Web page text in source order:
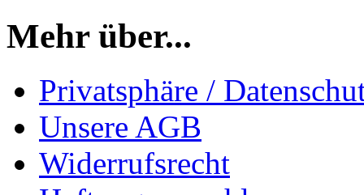
Mehr über...
Privatsphäre /
Unsere AGB
Widerrufsrecht